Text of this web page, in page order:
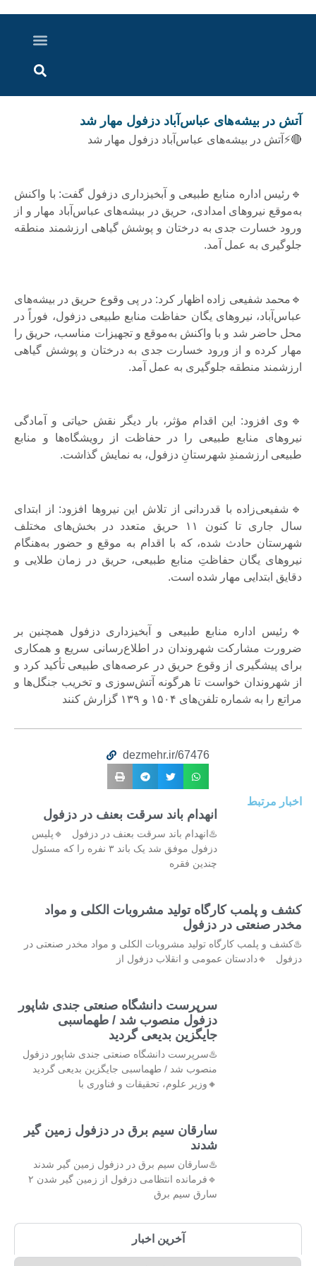
آتش در بیشه‌های عباس‌آباد دزفول مهار شد
🔴⚡آتش در بیشه‌های عباس‌آباد دزفول مهار شد
🔹رئیس اداره منابع طبیعی و آبخیزداری دزفول گفت: با واکنش
به‌موقع نیروهای امدادی، حریق در بیشه‌های عباس‌آباد مهار و از
ورود خسارت جدی به درختان و پوشش گیاهی ارزشمند منطقه
جلوگیری به عمل آمد.
🔹محمد شفیعی زاده اظهار کرد: در پی وقوع حریق در بیشه‌های
عباس‌آباد، نیرو‌های یگان حفاظت منابع طبیعی دزفول، فوراً در
محل حاضر شد و با واکنش به‌موقع و تجهیزات مناسب، حریق را
مهار کرده و از ورود خسارت جدی به درختان و پوشش گیاهی
ارزشمند منطقه جلوگیری به عمل آمد.
🔹وی افزود: این اقدام مؤثر، بار دیگر نقش حیاتی و آمادگی
نیرو‌های منابع طبیعی را در حفاظت از رویشگاه‌ها و منابع
طبیعی ارزشمندِ شهرستانِ دزفول، به نمایش گذاشت.
🔹شفیعی‌زاده با قدردانی از تلاش این نیرو‌ها افزود: از ابتدای
سال جاری تا کنون ۱۱ حریق متعدد در بخش‌های مختلف
شهرستان حادث شده، که با اقدام به موقع و حضور به‌هنگام
نیرو‌های یگان حفاظتِ منابع طبیعی، حریق در زمان طلایی و
دقایق ابتدایی مهار شده است.
🔹رئیس اداره منابع طبیعی و آبخیزداری دزفول همچنین بر
ضرورت مشارکت شهروندان در اطلاع‌رسانی سریع و همکاری
برای پیشگیری از وقوع حریق در عرصه‌های طبیعی تأکید کرد و
از شهروندان خواست تا هرگونه آتش‌سوزی و تخریب جنگل‌ها و
مراتع را به شماره تلفن‌های ۱۵۰۴ و ۱۳۹ گزارش کنند
dezmehr.ir/67476
اخبار مرتبط
انهدام باند سرقت بعنف در دزفول
♨️انهدام باند سرقت بعنف در دزفول 🔹پلیس
دزفول موفق شد یک باند ۳ نفره را که مسئول
چندین فقره
کشف و پلمب کارگاه تولید مشروبات الکلی و مواد
مخدر صنعتی در دزفول
♨️کشف و پلمب کارگاه تولید مشروبات الکلی و مواد مخدر صنعتی در
دزفول 🔹دادستان عمومی و انقلاب دزفول از
سرپرست دانشگاه صنعتی جندی شاپور
دزفول منصوب شد / طهماسبی
جایگزین بدیعی گردید
♨️سرپرست دانشگاه صنعتی جندی شاپور دزفول
منصوب شد / طهماسبی جایگزین بدیعی گردید
🔸وزیر علوم، تحقیقات و فناوری با
سارقان سیم برق در دزفول زمین گیر
شدند
♨️سارقان سیم برق در دزفول زمین گیر شدند
🔹فرمانده انتظامی دزفول از زمین گیر شدن ۲
سارق سیم برق
آخرین اخبار